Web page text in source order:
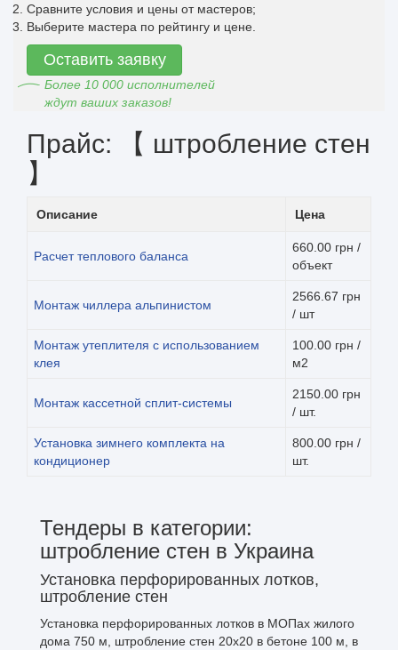
Сравните условия и цены от мастеров;
Выберите мастера по рейтингу и цене.
Оставить заявку
Более 10 000 исполнителей
ждут ваших заказов!
Прайс: 【 штробление стен
】
Описание Цена
Расчет теплового баланса
660.00 грн /
объект
Монтаж чиллера альпинистом
2566.67 грн
/ шт
Монтаж утеплителя с использованием
клея
100.00 грн /
м2
Монтаж кассетной сплит-системы
2150.00 грн
/ шт.
Установка зимнего комплекта на
кондиционер
800.00 грн /
шт.
Тендеры в категории:
штробление стен в Украина
Установка перфорированных лотков,
штробление стен
Установка перфорированных лотков в МОПах жилого
дома 750 м, штробление стен 20х20 в бетоне 100 м, в